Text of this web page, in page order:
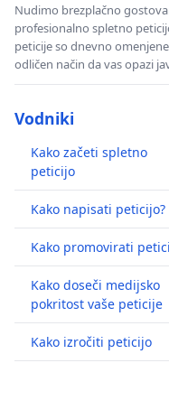
Nudimo brezplačno
profesionalno spletno
peticije so dnevno
odličen način da vas opazi
Vodniki
Kako začeti spletno
peticijo
Kako napisati peticijo?
Kako promovirati
Kako doseči medijsko
pokritost vaše peticije
Kako izročiti peticijo